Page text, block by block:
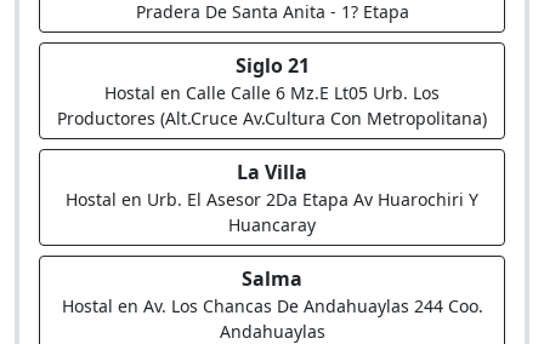
Pradera De Santa Anita - 1? Etapa
Siglo 21
Hostal en Calle Calle 6 Mz.E Lt05 Urb. Los
Productores (Alt.Cruce Av.Cultura Con Metropolitana)
La Villa
Hostal en Urb. El Asesor 2Da Etapa Av Huarochiri Y
Huancaray
Salma
Hostal en Av. Los Chancas De Andahuaylas 244 Coo.
Andahuaylas